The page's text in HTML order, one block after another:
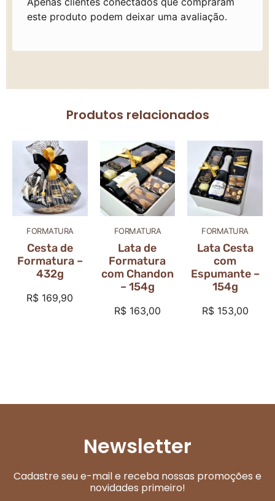
este produto podem deixar uma avaliação.
Produtos relacionados
FORMATURA
Cesta de
Formatura –
432g
R$ 169,90
FORMATURA
Lata de
Formatura
com Chandon
– 154g
R$163,00
FORMATURA
Lata Cesta
com
Espumante –
154g
R$153,00
Newsletter
Cadastre seu e-mail e receba nossas promoções e
novidades primeiro!